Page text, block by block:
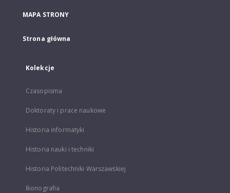
MAPA STRONY
Strona główna
Kolekcje
Czasopisma
Doktoraty i prace naukowe
Historia informatyki
Historia nauki i techniki
Historia Politechniki Warszawskiej
Ikonografia